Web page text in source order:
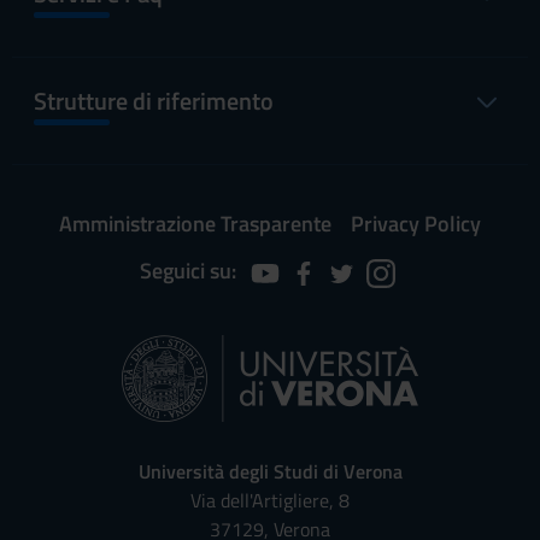
Strutture di riferimento
Amministrazione Trasparente
Privacy Policy
Seguici su:
Università degli Studi di Verona
Via dell'Artigliere, 8
37129, Verona